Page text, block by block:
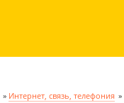
» Интернет, связь, телефония »